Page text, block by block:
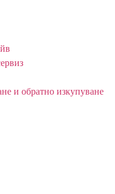
и обратно изкупуване